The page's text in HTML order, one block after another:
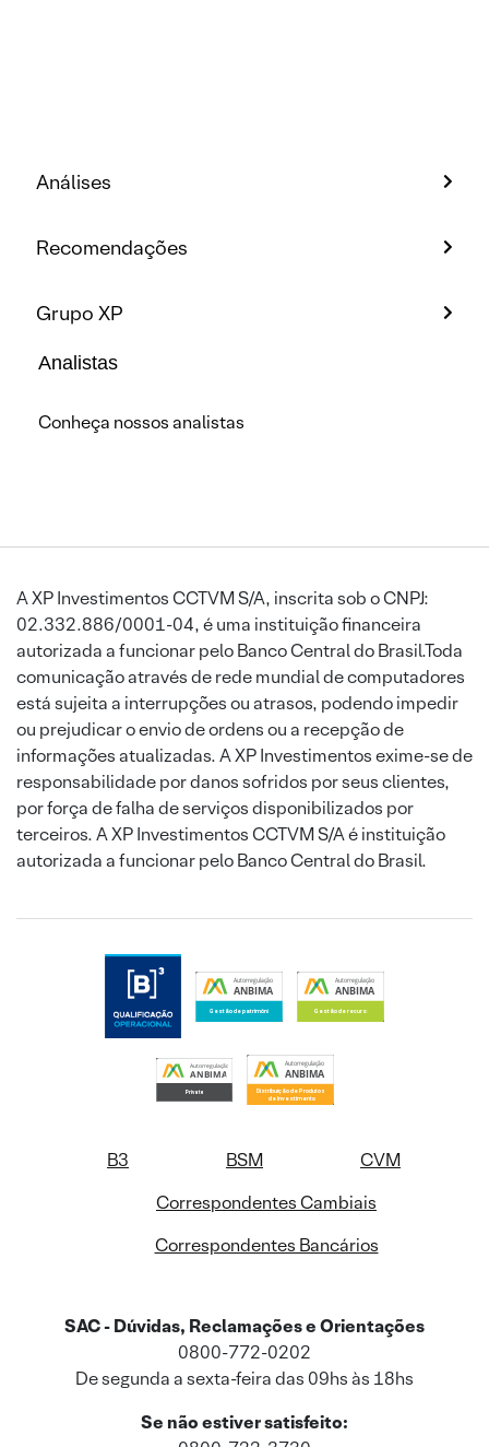
Análises
Recomendações
Grupo XP
Analistas
Conheça nossos analistas
A XP Investimentos CCTVM S/A, inscrita sob o CNPJ:
02.332.886/0001-04, é uma instituição financeira
autorizada a funcionar pelo Banco Central do Brasil.Toda
comunicação através de rede mundial de computadores
está sujeita a interrupções ou atrasos, podendo impedir
ou prejudicar o envio de ordens ou a recepção de
informações atualizadas. A XP Investimentos exime-se de
responsabilidade por danos sofridos por seus clientes,
por força de falha de serviços disponibilizados por
terceiros. A XP Investimentos CCTVM S/A é instituição
autorizada a funcionar pelo Banco Central do Brasil.
B3 BSM
CVM
Correspondentes Cambiais
Correspondentes Bancários
SAC - Dúvidas, Reclamações e Orientações
0800-772-0202
De segunda a sexta-feira das 09hs às 18hs
Se não estiver satisfeito: